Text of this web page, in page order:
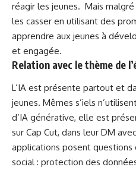
réagir les jeunes. Mais
les casser en utilisant des
apprendre aux jeunes à
et engagée.
Relation avec le thème de
L’IA est présente partout et
jeunes. Mêmes s’iels
d’IA générative, elle est
sur Cap Cut, dans leur DM
applications posent
social : protection des